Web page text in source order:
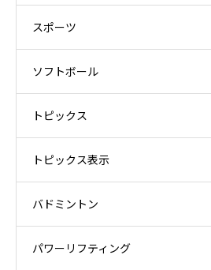
スポーツ
ソフトボール
トピックス
トピックス表示
バドミントン
パワーリフティング